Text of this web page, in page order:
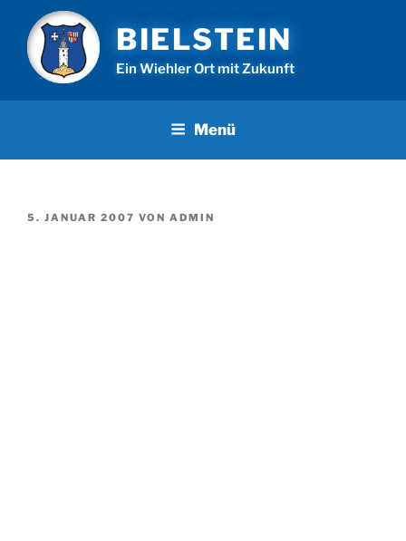
Inhalt
springen
BIELSTEIN
Ein Wiehler Ort mit Zukunft
Menü
VERÖFFENTLICHT
5. JANUAR 2007 VON ADMIN